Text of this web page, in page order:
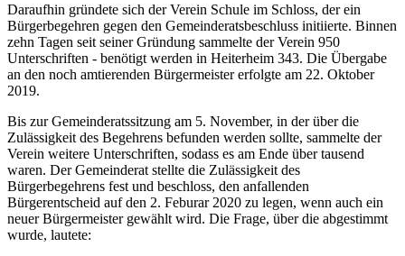
Daraufhin gründete sich der Verein Schule im Schloss, der ein
Bürgerbegehren gegen den Gemeinderatsbeschluss initiierte. Binnen
zehn Tagen seit seiner Gründung sammelte der Verein 950
Unterschriften - benötigt werden in Heiterheim 343. Die Übergabe
an den noch amtierenden Bürgermeister erfolgte am 22. Oktober
2019.
Bis zur Gemeinderatssitzung am 5. November, in der über die
Zulässigkeit des Begehrens befunden werden sollte, sammelte der
Verein weitere Unterschriften, sodass es am Ende über tausend
waren. Der Gemeinderat stellte die Zulässigkeit des
Bürgerbegehrens fest und beschloss, den anfallenden
Bürgerentscheid auf den 2. Feburar 2020 zu legen, wenn auch ein
neuer Bürgermeister gewählt wird. Die Frage, über die abgestimmt
wurde, lautete: